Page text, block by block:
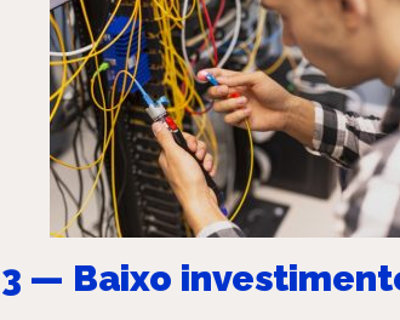
3 — Baixo